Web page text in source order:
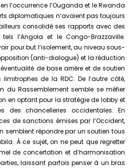
l’occurrence l’Ouganda et le Rwanda
diplomatiques n’avaient pas toujours
consolidé ses rapports avec des
l’Angola et le Congo-Brazzaville.
pour but l’isolement, au niveau sous-
(anti-dialogue) et la réduction
de base arrière et de soutien
de la RDC. De l’autre côté,
du Rassemblement semble se méfier
en optant pour la stratégie de lobby et
des chancelleries occidentales. En
de sanctions émises par l’Occident,
semblent répondre par un soutien tous
À ce sujet, on ne peut que regretter
de concertation et d’harmonisation
laissant parfois penser à un bras